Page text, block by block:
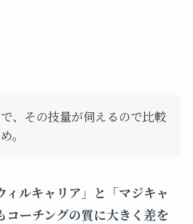
、その技量が伺えるので比較
。
ィルキャリア」と「マジキャ
コーチングの質に大きく差を